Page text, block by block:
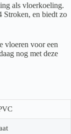
als vloerkoeling.
Stroken, en biedt zo
vloeren voor een
nog met deze